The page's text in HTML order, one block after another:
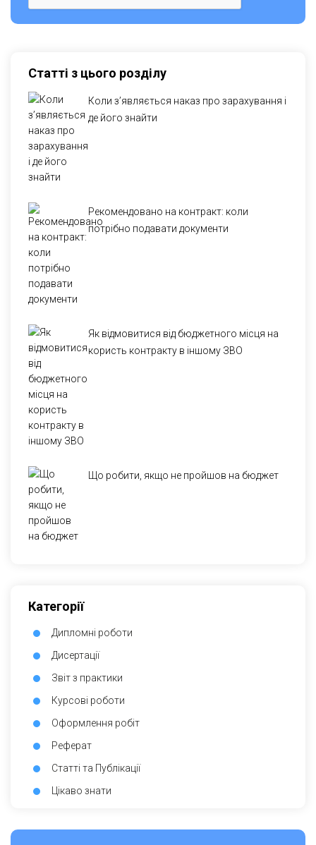
Статті з цього розділу
Коли з’являється наказ про зарахування і
де його знайти
Рекомендовано на контракт: коли
потрібно подавати документи
Як відмовитися від бюджетного місця на
користь контракту в іншому ЗВО
Що робити, якщо не пройшов на бюджет
Категорії
Дипломні роботи
Дисертації
Звіт з практики
Курсові роботи
Оформлення робіт
Реферат
Статті та Публікації
Цікаво знати